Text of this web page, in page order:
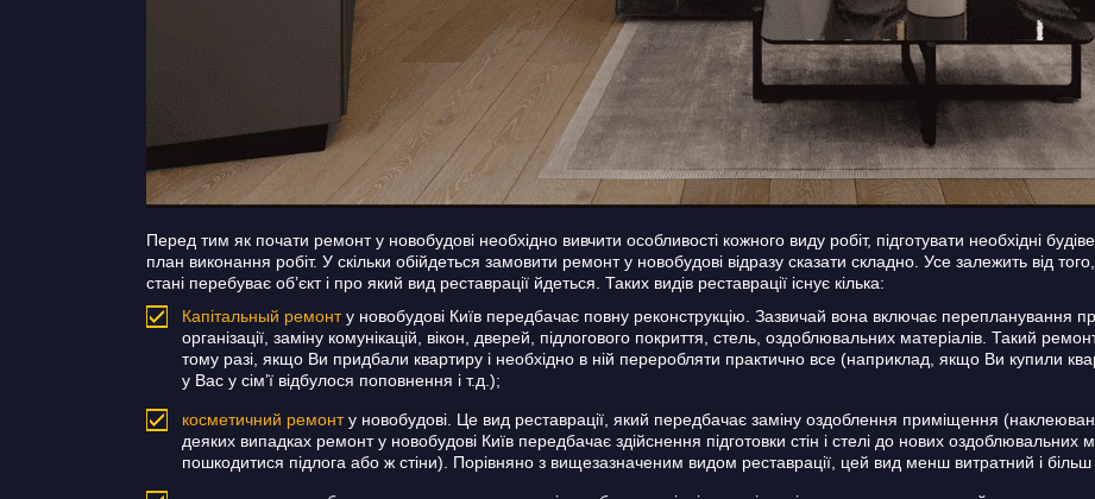
Перед тим як почати ремонт у новобудові необхідно вивчити особливості кожного виду робіт, підготувати необхідні
план виконання робіт. У скільки обійдеться замовити ремонт у новобудові відразу сказати складно. Усе залежить від
стані перебуває об’єкт і про який вид реставрації йдеться. Таких видів реставрації існує кілька:
Капітальный ремонту новобудові Київ передбачає повну реконструкцію. Зазвичай вона включає перепланування
організації, заміну комунікацій, вікон, дверей, підлогового покриття, стель, оздоблювальних матеріалів. Такий
тому разі, якщо Ви придбали квартиру і необхідно в ній переробляти практично все (наприклад, якщо Ви купили
у Вас у сім’ї відбулося поповнення і т.д.);
косметичний ремонту новобудові. Це вид реставрації, який передбачає заміну оздоблення приміщення
деяких випадках ремонт у новобудові Київ передбачає здійснення підготовки стін і стелі до нових
пошкодитися підлога або ж стіни). Порівняно з вищезазначеним видом реставрації, цей вид менш витратний і